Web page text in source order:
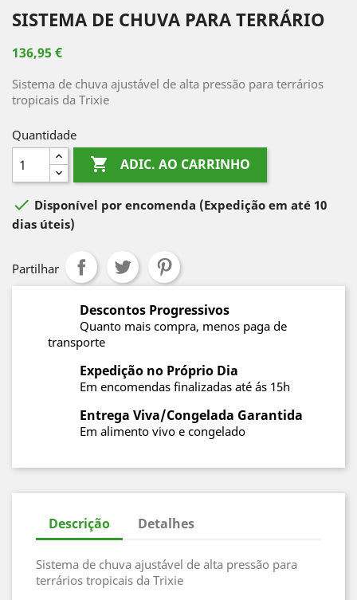
SISTEMA DE CHUVA PARA TERRÁRIO
136,95 €
Sistema de chuva ajustável de alta pressão para terrários
tropicais da Trixie
Quantidade
 ADIC. AO CARRINHO
 Disponível por encomenda (Expedição em até 10
dias úteis)
Partilhar
Descontos Progressivos
Quanto mais compra, menos paga de
transporte
Expedição no Próprio Dia
Em encomendas finalizadas até ás 15h
Entrega Viva/Congelada Garantida
Em alimento vivo e congelado
Descrição Detalhes
Sistema de chuva ajustável de alta pressão para
terrários tropicais da Trixie